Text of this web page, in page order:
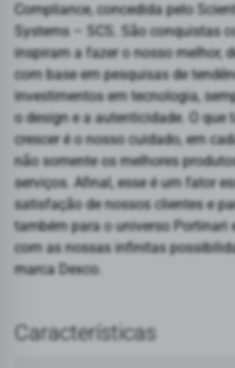
Compliance, concedida pelo
Systems – SCS. São conquistas
inspiram a fazer o nosso melhor,
com base em pesquisas de
investimentos em tecnologia,
o design e a autenticidade. O que
crescer é o nosso cuidado, em
não somente os melhores
serviços. Afinal, esse é um fator
satisfação de nossos clientes e
também para o universo Portinari
com as nossas infinitas
marca Dexco.
Características